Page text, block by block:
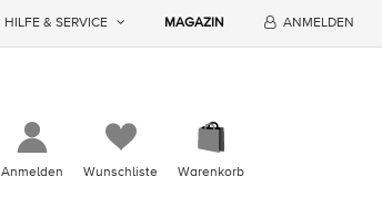
HILFE & SERVICE MAGAZIN ANMELDEN
Anmelden Wunschliste Warenkorb